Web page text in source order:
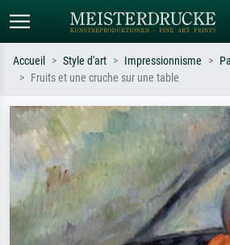
Recherchez par artiste, titre ou style –
ex. Monet, Nuit étoilée,
impressionnisme, vague de Hokusai,
nu.
tableau
Accueil Style d'art Impressionnisme
Fruits et une cruche sur une table